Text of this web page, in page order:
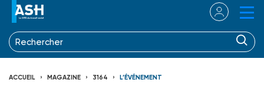
ACCUEIL MAGAZINE 3164 L’ÉVÉNEMENT